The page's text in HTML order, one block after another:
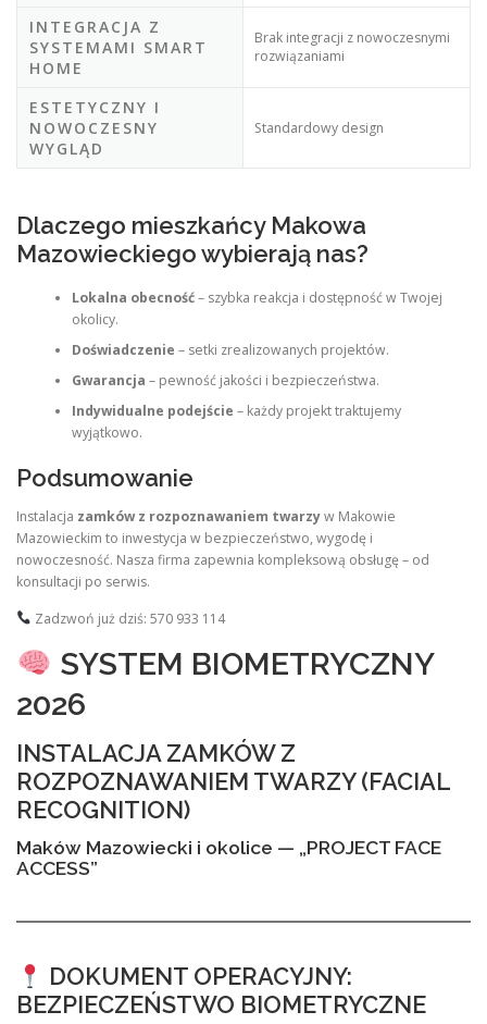
INTEGRACJA Z
SYSTEMAMI SMART
HOME
Brak integracji z nowoczesnymi
rozwiązaniami
ESTETYCZNY I
NOWOCZESNY
WYGLĄD
Standardowy design
Dlaczego mieszkańcy Makowa
Mazowieckiego wybierają nas?
Lokalna obecność– szybka reakcja i dostępność w Twojej
okolicy.
Doświadczenie – setki zrealizowanych projektów.
Gwarancja – pewność jakości i bezpieczeństwa.
Indywidualne podejście – każdy projekt traktujemy
wyjątkowo.
Podsumowanie
Instalacja zamków z rozpoznawaniem twarzyw Makowie
Mazowieckim to inwestycja w bezpieczeństwo, wygodę i
nowoczesność. Nasza firma zapewnia kompleksową obsługę – od
konsultacji po serwis.
Zadzwoń już dziś: 570 933 114
SYSTEM BIOMETRYCZNY
2026
INSTALACJA ZAMKÓW Z
ROZPOZNAWANIEM TWARZY (FACIAL
RECOGNITION)
Maków Mazowiecki i okolice — „PROJECT FACE
ACCESS”
DOKUMENT OPERACYJNY:
BEZPIECZEŃSTWO BIOMETRYCZNE